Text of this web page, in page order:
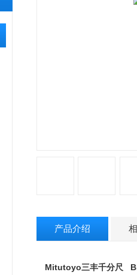
产品介绍
Mitutoyo三丰千分尺